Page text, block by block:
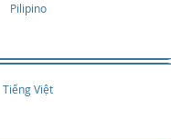
Pilipino
Tiếng Việt